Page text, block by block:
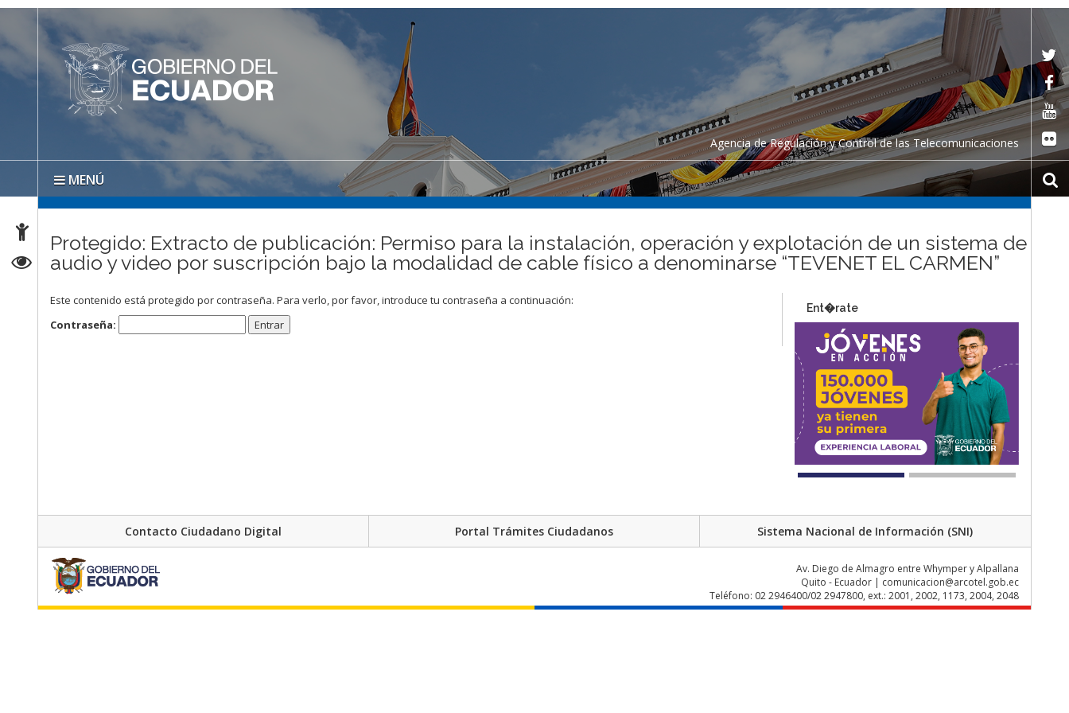
Agencia de Regulación y Control de las Telecomunicaciones
MENÚ
Protegido: Extracto de publicación: Permiso para la instalación, operación y explotación de un sistema de
audio y video por suscripción bajo la modalidad de cable físico a denominarse “TEVENET EL CARMEN”
Este contenido está protegido por contraseña. Para verlo, por favor, introduce tu contraseña a continuación:
Contraseña:
Ent�rate
Contacto Ciudadano Digital Portal Trámites Ciudadanos Sistema Nacional de Información (SNI)
Av. Diego de Almagro entre Whymper y Alpallana
Quito - Ecuador | comunicacion@arcotel.gob.ec
Teléfono: 02 2946400/02 2947800, ext.: 2001, 2002, 1173, 2004, 2048